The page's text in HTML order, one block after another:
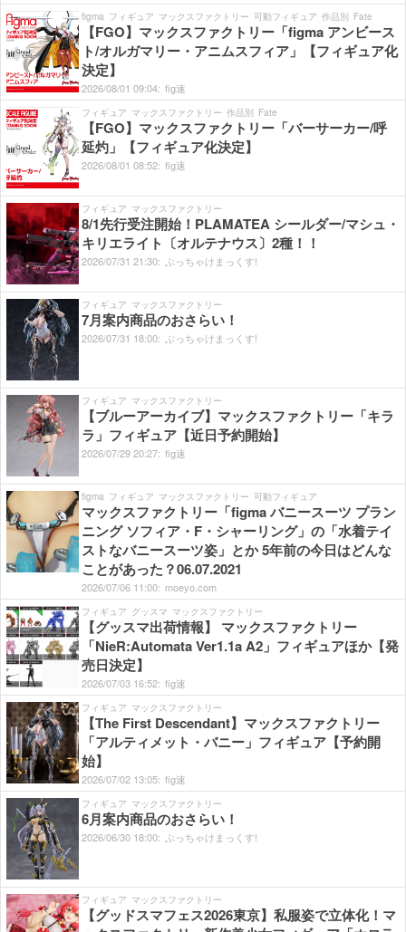
figma フィギュア マックスファクトリー 可動フィギュア 作品別 Fate
【FGO】マックスファクトリー「figma アンビース
ト/オルガマリー・アニムスフィア」【フィギュア化
決定】
2026/08/01 09:04: fig速
フィギュア マックスファクトリー 作品別 Fate
【FGO】マックスファクトリー「バーサーカー/呼
延灼」【フィギュア化決定】
2026/08/01 08:52: fig速
フィギュア マックスファクトリー
8/1先行受注開始！PLAMATEA シールダー/マシュ・
キリエライト〔オルテナウス〕2種！！
2026/07/31 21:30: ぶっちゃけまっくす!
フィギュア マックスファクトリー
7月案内商品のおさらい！
2026/07/31 18:00: ぶっちゃけまっくす!
フィギュア マックスファクトリー
【ブルーアーカイブ】マックスファクトリー「キラ
ラ」フィギュア【近日予約開始】
2026/07/2920:27: fig速
figma フィギュア マックスファクトリー 可動フィギュア
マックスファクトリー「figma バニースーツ プラン
ニング ソフィア・F・シャーリング」の「水着テイ
ストなバニースーツ姿」とか 5年前の今日はどんな
ことがあった？06.07.2021
2026/07/06 11:00: moeyo.com
フィギュア グッスマ マックスファクトリー
【グッスマ出荷情報】 マックスファクトリー
「NieR:Automata Ver1.1a A2」フィギュアほか【発
売日決定】
2026/07/03 16:52: fig速
フィギュア マックスファクトリー
【The First Descendant】マックスファクトリー
「アルティメット・バニー」フィギュア【予約開
始】
2026/07/02 13:05: fig速
フィギュア マックスファクトリー
6月案内商品のおさらい！
2026/06/30 18:00: ぶっちゃけまっくす!
フィギュア マックスファクトリー
【グッドスマフェス2026東京】私服姿で立体化！マ